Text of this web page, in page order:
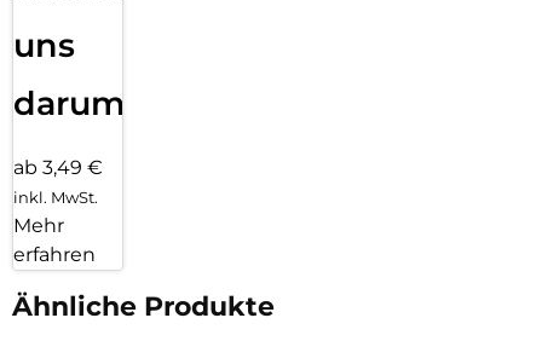
uns
darum!
ab 3,49 €
inkl. MwSt.
Mehr
erfahren
Ähnliche Produkte